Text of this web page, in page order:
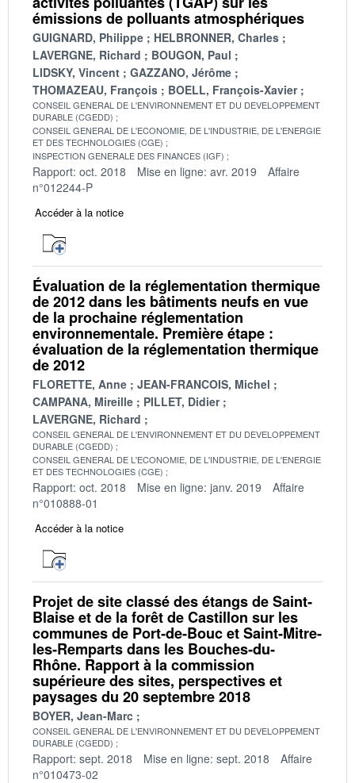
émissions de polluants atmosphériques
GUIGNARD, Philippe
HELBRONNER, Charles
LAVERGNE, Richard
BOUGON, Paul
LIDSKY, Vincent
GAZZANO, Jérôme
THOMAZEAU, François
BOELL, François-Xavier
CONSEIL GENERAL DE L'ENVIRONNEMENT ET DU DEVELOPPEMENT
DURABLE (CGEDD)
CONSEIL GENERAL DE L'ECONOMIE, DE L'INDUSTRIE, DE L'ENERGIE
ET DES TECHNOLOGIES (CGE)
INSPECTION GENERALE DES FINANCES (IGF)
Rapport: oct. 2018 Mise en ligne: avr. 2019
Affaire
n°012244-P
Accéder à la notice
Évaluation de la réglementation thermique
de 2012 dans les bâtiments neufs en vue
de la prochaine réglementation
environnementale. Première étape :
évaluation de la réglementation thermique
de 2012
FLORETTE, Anne
JEAN-FRANCOIS, Michel
CAMPANA, Mireille
PILLET, Didier
LAVERGNE, Richard
CONSEIL GENERAL DE L'ENVIRONNEMENT ET DU DEVELOPPEMENT
DURABLE (CGEDD)
CONSEIL GENERAL DE L'ECONOMIE, DE L'INDUSTRIE, DE L'ENERGIE
ET DES TECHNOLOGIES (CGE)
Rapport: oct. 2018 Mise en ligne: janv. 2019
Affaire
n°010888-01
Accéder à la notice
Projet de site classé des étangs de Saint‐
Blaise et de la forêt de Castillon sur les
communes de Port‐de‐Bouc et Saint‐Mitre‐
les‐Remparts dans les Bouches‐du‐
Rhône. Rapport à la commission
supérieure des sites, perspectives et
paysages du 20 septembre 2018
BOYER, Jean-Marc
CONSEIL GENERAL DE L'ENVIRONNEMENT ET DU DEVELOPPEMENT
DURABLE (CGEDD)
Rapport: sept. 2018 Mise en ligne: sept. 2018
Affaire
n°010473-02